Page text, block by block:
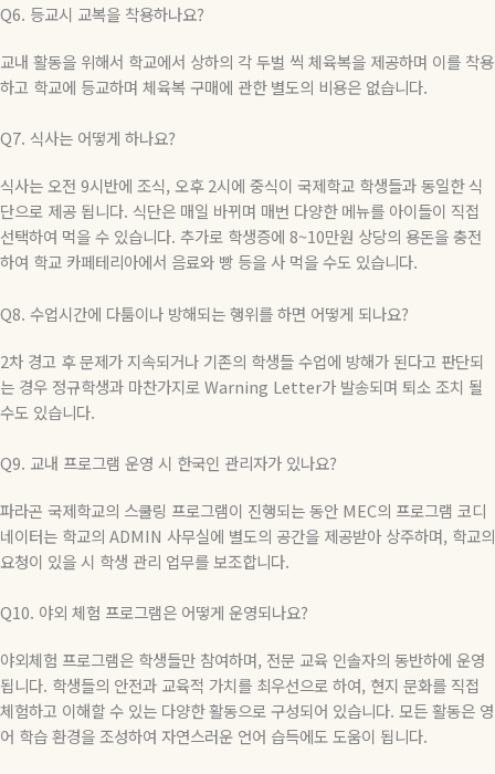
Q6. 등교시 교복을 착용하나요?
교내 활동을 위해서 학교에서 상하의 각 두벌 씩 체육복을 제공하며 이를 착용
하고 학교에 등교하며 체육복 구매에 관한 별도의 비용은 없습니다.
Q7. 식사는 어떻게 하나요?
식사는 오전 9시반에 조식, 오후2시에 중식이 국제학교 학생들과 동일한 식
단으로 제공 됩니다. 식단은 매일 바뀌며 매번 다양한 메뉴를 아이들이 직접
선택하여 먹을 수 있습니다. 추가로 학생증에 8~10만원 상당의 용돈을 충전
하여 학교 카페테리아에서 음료와 빵 등을 사 먹을 수도 있습니다.
Q8. 수업시간에 다툼이나 방해되는 행위를 하면 어떻게 되나요?
2차 경고 후 문제가 지속되거나 기존의 학생들 수업에 방해가 된다고 판단되
는 경우 정규학생과 마찬가지로Warning Letter가 발송되며 퇴소 조치 될
수도 있습니다.
Q9. 교내 프로그램 운영 시 한국인 관리자가 있나요?
파라곤 국제학교의 스쿨링 프로그램이 진행되는 동안 MEC의 프로그램 코디
네이터는 학교의 ADMIN 사무실에 별도의 공간을 제공받아 상주하며, 학교의
요청이 있을 시 학생 관리 업무를 보조합니다.
Q10. 야외 체험 프로그램은 어떻게 운영되나요?
야외체험 프로그램은 학생들만 참여하며, 전문 교육 인솔자의 동반하에 운영
됩니다. 학생들의 안전과 교육적 가치를 최우선으로 하여, 현지 문화를 직접
체험하고 이해할 수 있는 다양한 활동으로 구성되어 있습니다. 모든 활동은 영
어 학습 환경을 조성하여 자연스러운 언어 습득에도 도움이 됩니다.